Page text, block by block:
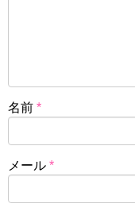
名前 *
メール *